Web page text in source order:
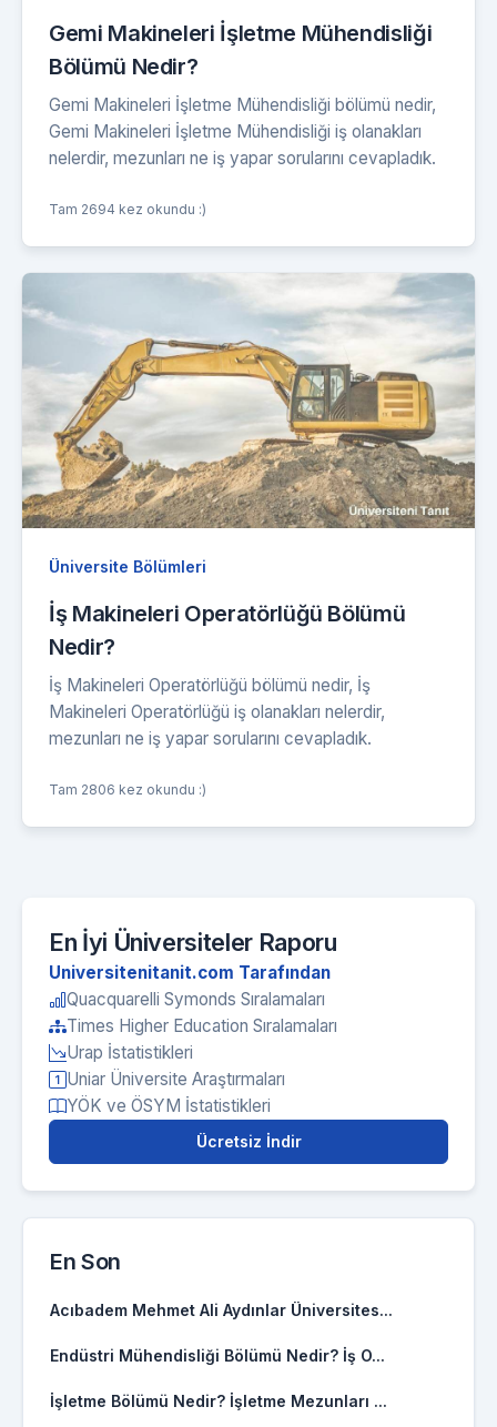
Gemi Makineleri İşletme Mühendisliği
Bölümü Nedir?
Gemi Makineleri İşletme Mühendisliği bölümü nedir,
Gemi Makineleri İşletme Mühendisliği iş olanakları
nelerdir, mezunları ne iş yapar sorularını cevapladık.
Tam 2694 kez okundu :)
Üniversite Bölümleri
İş Makineleri Operatörlüğü Bölümü
Nedir?
İş Makineleri Operatörlüğü bölümü nedir, İş
Makineleri Operatörlüğü iş olanakları nelerdir,
mezunları ne iş yapar sorularını cevapladık.
Tam 2806 kez okundu :)
En İyi Üniversiteler Raporu
Universitenitanit.com Tarafından
Quacquarelli Symonds Sıralamaları
Times Higher Education Sıralamaları
Urap İstatistikleri
Uniar Üniversite Araştırmaları
YÖK ve ÖSYM İstatistikleri
Ücretsiz İndir
En Son
Acıbadem Mehmet Ali Aydınlar Üniversites...
Endüstri Mühendisliği Bölümü Nedir? İş O...
İşletme Bölümü Nedir? İşletme Mezunları ...